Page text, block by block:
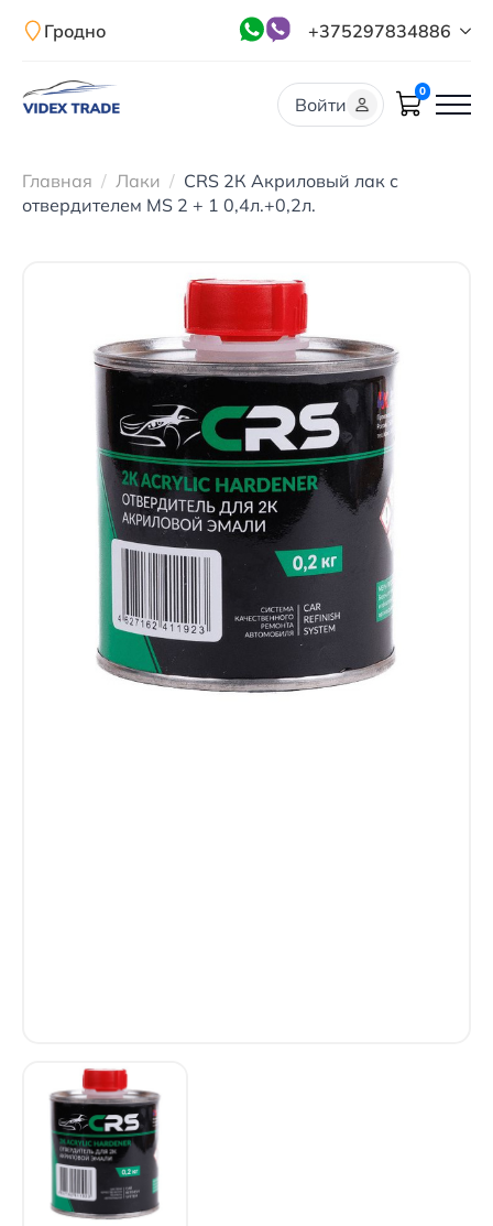
Гродно +375297834886
Войти
0
Главная Лаки
CRS 2К Акриловый лак с
отвердителем MS 2 + 1 0,4л.+0,2л.